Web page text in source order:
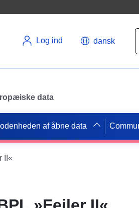
Log ind dansk
data
af åbne data
II«